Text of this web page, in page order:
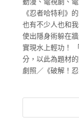
《忍者哈特利》
也有不少人也和
使出隱身術躲在
實現水上輕功！
分，以此為題材
劇照／《破解！忍